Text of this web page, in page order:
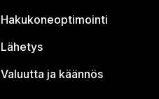
Hakukoneoptimointi
Lähetys
Valuutta ja käännös